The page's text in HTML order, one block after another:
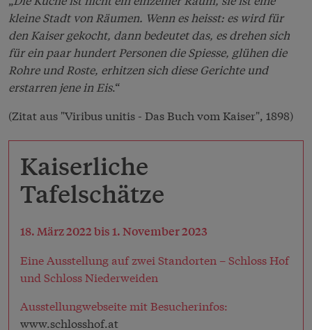
kleine Stadt von Räumen. Wenn es heisst: es wird für
den Kaiser gekocht, dann bedeutet das, es drehen sich
für ein paar hundert Personen die Spiesse, glühen die
Rohre und Roste, erhitzen sich diese Gerichte und
erstarren jene in Eis.“
(Zitat aus "Viribus unitis - Das Buch vom Kaiser", 1898)
Kaiserliche
Tafelschätze
18. März 2022 bis 1. November 2023
Eine Ausstellung auf zwei Standorten – Schloss Hof
und Schloss Niederweiden
Ausstellungwebseite mit Besucherinfos:
www.schlosshof.at